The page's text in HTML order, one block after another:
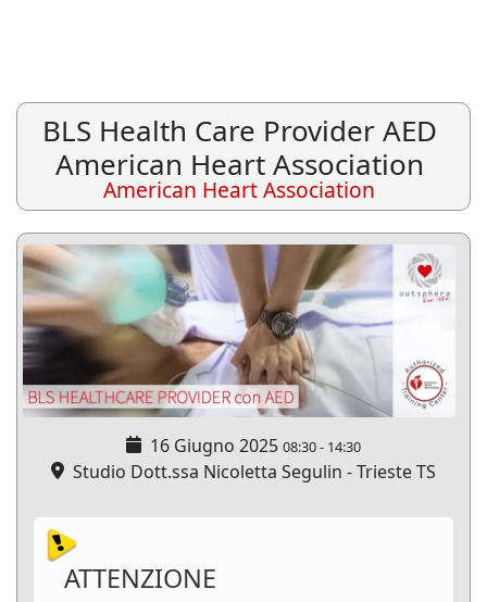
BLS Health Care Provider AED
American Heart Association
American Heart Association
16 Giugno 2025 08:30- 14:30
Studio Dott.ssa Nicoletta Segulin - Trieste TS
ATTENZIONE